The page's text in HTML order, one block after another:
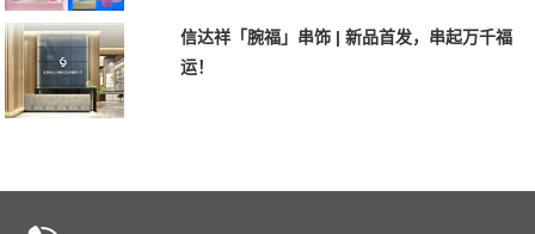
信达祥「腕福」串饰 | 新品首发，串起万千福
运！